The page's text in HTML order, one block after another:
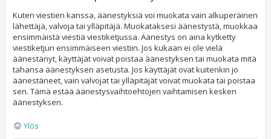
Kuten viestien kanssa, äänestyksiä voi muokata vain alkuperäinen
lähettäjä, valvoja tai ylläpitäjä. Muokataksesi äänestystä, muokkaa
ensimmäistä viestiä viestiketjussa. Äänestys on aina kytketty
viestiketjun ensimmäiseen viestiin. Jos kukaan ei ole vielä
äänestänyt, käyttäjät voivat poistaa äänestyksen tai muokata mitä
tahansa äänestyksen asetusta. Jos käyttäjät ovat kuitenkin jo
äänestäneet, vain valvojat tai ylläpitäjät voivat muokata tai poistaa
sen. Tämä estää äänestysvaihtoehtojen vaihtamisen kesken
äänestyksen.
Ylös